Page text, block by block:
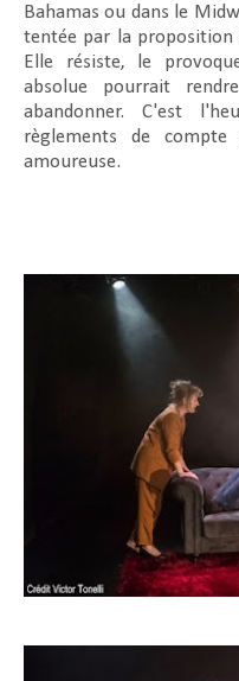
Bahamas ou dans le
tentée par la proposition
Elle résiste, le
absolue pourrait
abandonner. C'est
règlements de compte
amoureuse.